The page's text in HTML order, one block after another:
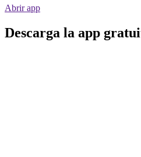
Abrir app
Descarga la app